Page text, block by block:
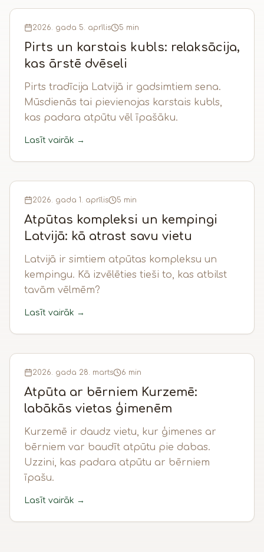
2026. gada 5. aprīlis 5 min
Pirts un karstais kubls: relaksācija,
kas ārstē dvēseli
Pirts tradīcija Latvijā ir gadsimtiem sena.
Mūsdienās tai pievienojas karstais kubls,
kas padara atpūtu vēl īpašāku.
Lasīt vairāk →
2026. gada 1. aprīlis 5 min
Atpūtas kompleksi un kempingi
Latvijā: kā atrast savu vietu
Latvijā ir simtiem atpūtas kompleksu un
kempingu. Kā izvēlēties tieši to, kas atbilst
tavām vēlmēm?
Lasīt vairāk →
2026. gada 28. marts 6 min
Atpūta ar bērniem Kurzemē:
labākās vietas ģimenēm
Kurzemē ir daudz vietu, kur ģimenes ar
bērniem var baudīt atpūtu pie dabas.
Uzzini, kas padara atpūtu ar bērniem
īpašu.
Lasīt vairāk →